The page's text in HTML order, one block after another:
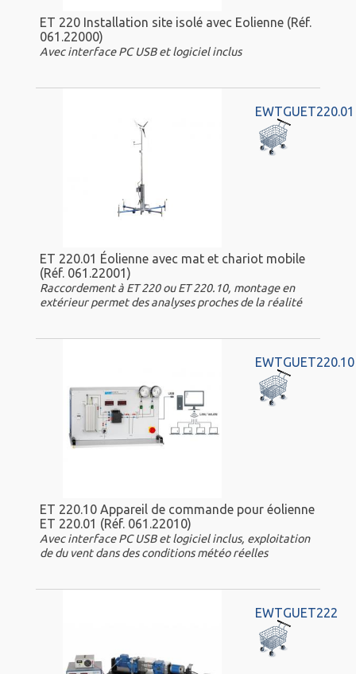
ET 220 Installation site isolé avec Eolienne (Réf.
061.22000)
Avec interface PC USB et logiciel inclus
EWTGUET220.01
ET 220.01 Éolienne avec mat et chariot mobile
(Réf. 061.22001)
Raccordement à ET 220 ou ET 220.10, montage en
extérieur permet des analyses proches de la réalité
EWTGUET220.10
ET 220.10 Appareil de commande pour éolienne
ET 220.01 (Réf. 061.22010)
Avec interface PC USB et logiciel inclus, exploitation
de du vent dans des conditions météo réelles
EWTGUET222